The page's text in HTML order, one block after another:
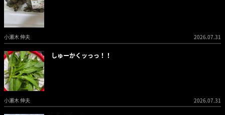
小瀬木 伸夫 2026.07.31
しゅーかくッっっ！！
小瀬木 伸夫 2026.07.31